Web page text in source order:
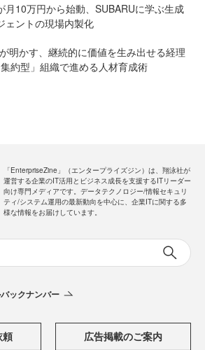
月10万円から始動、SUBARUに学ぶ生成
ェントの現場内製化
明かす、継続的に価値を生み出せる経理
約型」組織で進める人材育成術
「EnterpriseZine」（エンタープライズジン）は、翔泳社が
運営する企業のIT活用とビジネス成長を支援するITリーダー
向け専門メディアです。データテクノロジー/情報セキュリ
ティ/システム運用の最新動向を中心に、企業ITに関する多
様な情報をお届けしています。
ックナンバー
頼 広告掲載のご案内